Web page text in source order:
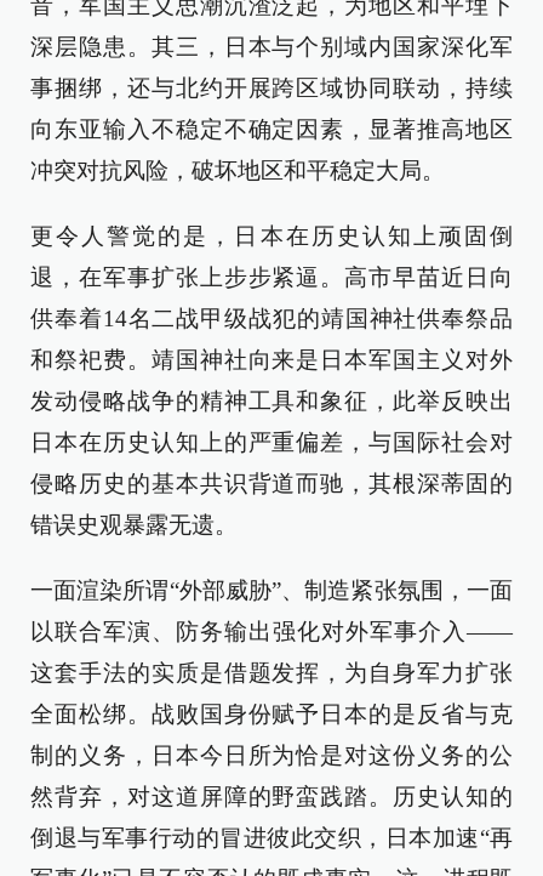
音，军国主义思潮沉渣泛起，为地区和平埋下
深层隐患。其三，日本与个别域内国家深化军
事捆绑，还与北约开展跨区域协同联动，持续
向东亚输入不稳定不确定因素，显著推高地区
冲突对抗风险，破坏地区和平稳定大局。
更令人警觉的是，日本在历史认知上顽固倒
退，在军事扩张上步步紧逼。高市早苗近日向
供奉着14名二战甲级战犯的靖国神社供奉祭品
和祭祀费。靖国神社向来是日本军国主义对外
发动侵略战争的精神工具和象征，此举反映出
日本在历史认知上的严重偏差，与国际社会对
侵略历史的基本共识背道而驰，其根深蒂固的
错误史观暴露无遗。
一面渲染所谓“外部威胁”、制造紧张氛围，一面
以联合军演、防务输出强化对外军事介入——
这套手法的实质是借题发挥，为自身军力扩张
全面松绑。战败国身份赋予日本的是反省与克
制的义务，日本今日所为恰是对这份义务的公
然背弃，对这道屏障的野蛮践踏。历史认知的
倒退与军事行动的冒进彼此交织，日本加速“再